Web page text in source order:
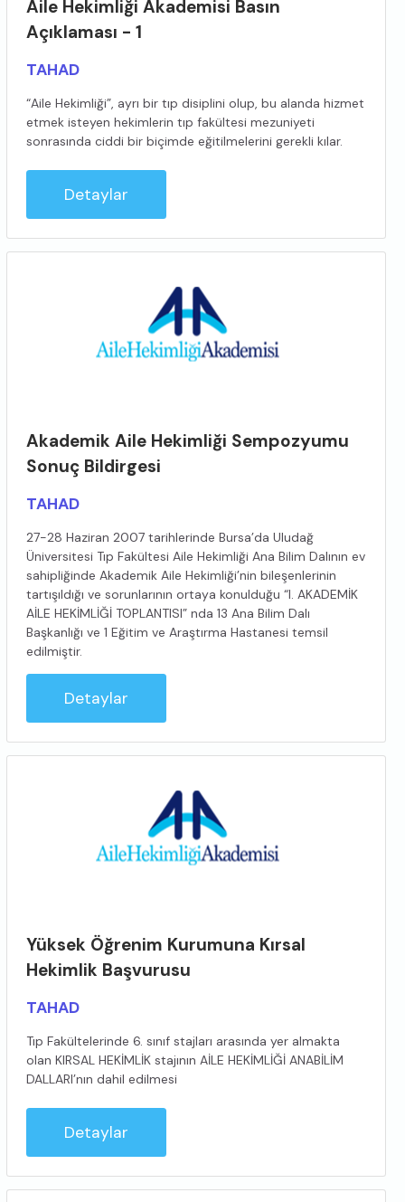
Aile Hekimliği Akademisi Basın
Açıklaması - 1
TAHAD
“Aile Hekimliği”, ayrı bir tıp disiplini olup, bu alanda hizmet
etmek isteyen hekimlerin tıp fakültesi mezuniyeti
sonrasında ciddi bir biçimde eğitilmelerini gerekli kılar.
Detaylar
Akademik Aile Hekimliği Sempozyumu
Sonuç Bildirgesi
TAHAD
27-28 Haziran 2007 tarihlerinde Bursa’da Uludağ
Üniversitesi Tıp Fakültesi Aile Hekimliği Ana Bilim Dalının ev
sahipliğinde Akademik Aile Hekimliği’nin bileşenlerinin
tartışıldığı ve sorunlarının ortaya konulduğu “I. AKADEMİK
AİLE HEKİMLİĞİ TOPLANTISI” nda 13 Ana Bilim Dalı
Başkanlığı ve 1 Eğitim ve Araştırma Hastanesi temsil
edilmiştir.
Detaylar
Yüksek Öğrenim Kurumuna Kırsal
Hekimlik Başvurusu
TAHAD
Tıp Fakültelerinde 6. sınıf stajları arasında yer almakta
olan KIRSAL HEKİMLİK stajının AİLE HEKİMLİĞİ ANABİLİM
DALLARI’nın dahil edilmesi
Detaylar